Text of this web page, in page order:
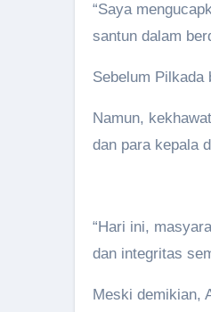
“Saya
santun dalam
Sebelum Pilkada
Namun,
dan para kepala
“Hari ini,
dan integritas
Meski demikian,